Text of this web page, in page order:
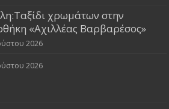
χρωμάτων στην
«Αχιλλέας Βαρβαρέσος»
2026
2026